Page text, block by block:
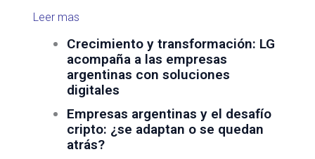
Leer mas
Crecimiento y transformación: LG
acompaña a las empresas
argentinas con soluciones
digitales
Empresas argentinas y el desafío
cripto: ¿se adaptan o se quedan
atrás?